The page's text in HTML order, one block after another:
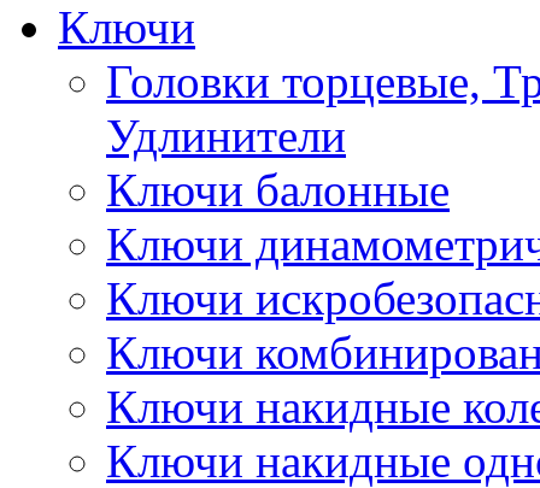
Ключи
Головки торцевые,
Удлинители
Ключи балонные
Ключи
Ключи
Ключи
Ключи накидные
Ключи накидные